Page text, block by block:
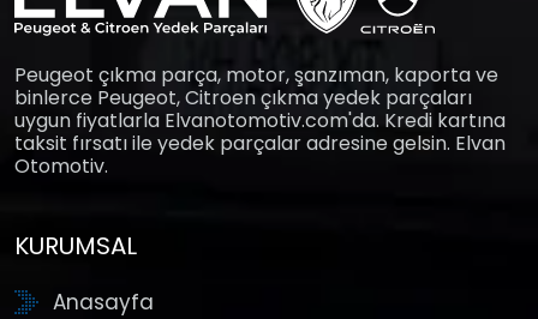
Peugeot çıkma parça, motor, şanzıman, kaporta ve
binlerce Peugeot, Citroen çıkma yedek parçaları
uygun fiyatlarla Elvanotomotiv.com'da. Kredi kartına
taksit fırsatı ile yedek parçalar adresine gelsin. Elvan
Otomotiv.
KURUMSAL
Anasayfa